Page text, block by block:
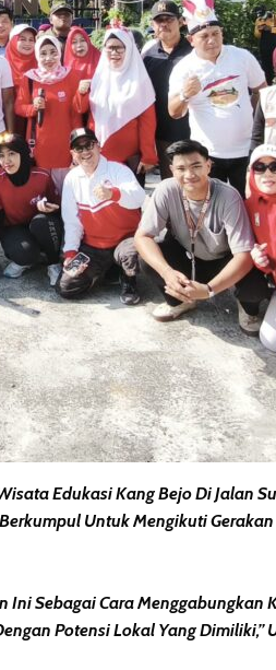
Edukasi Kang Bejo Di Jalan
Untuk Mengikuti
Sebagai Cara Menggabungkan
Potensi Lokal Yang Dimiliki,”